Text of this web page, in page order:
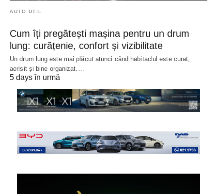
AUTO UTIL
Cum îți pregătești mașina pentru un drum
lung: curățenie, confort și vizibilitate
Un drum lung este mai plăcut atunci când habitaclul este curat,
aerisit și bine organizat.…
5 days în urmă